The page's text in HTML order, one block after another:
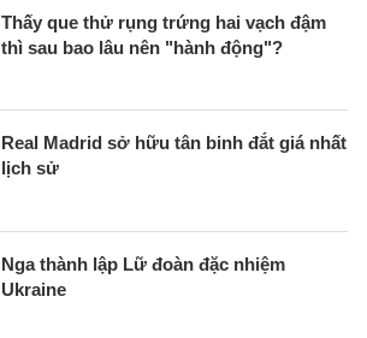
Thấy que thử rụng trứng hai vạch đậm
thì sau bao lâu nên "hành động"?
Real Madrid sở hữu tân binh đắt giá nhất
lịch sử
Nga thành lập Lữ đoàn đặc nhiệm
Ukraine